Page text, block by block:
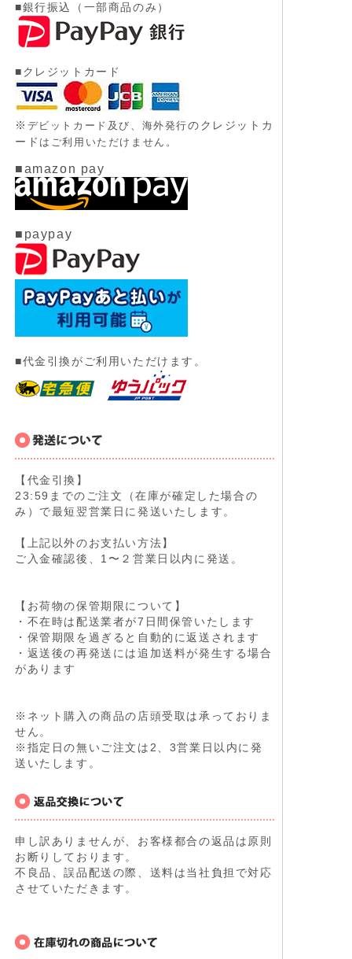
■銀行振込（一部商品のみ）
■クレジットカード
※ デビットカード及び、 海外発行のクレジットカ
ード はご利用いただけません。
■amazon pay
■paypay
■代金引換がご利用いただけます。
【代金引換】
23:59までのご注文（在庫が確定した場合の
み）で最短翌営業日に発送いたします。
【上記以外のお支払い方法】
ご入金確認後、1〜２営業日以内に発送。
【お荷物の保管期限について】
・不在時は配送業者が7日間保管いたします
・保管期限を過ぎると自動的に返送されます
・返送後の再発送には追加送料が発生する場合
があります
※ネット購入の商品の店頭受取は承っておりま
せん。
※指定日の無いご注文は2、3営業日以内に発
送いたします。
申し訳ありませんが、お客様都合の返品は原則
お断りしております。
不良品、誤品配送の際、送料は当社負担で対応
させていただきます。